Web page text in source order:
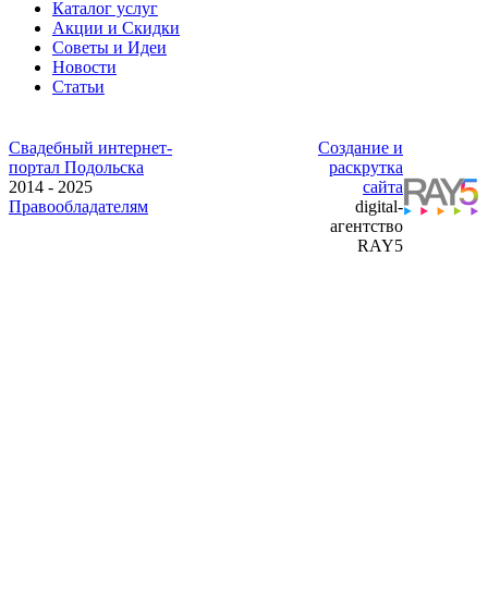
Каталог услуг
Акции и Скидки
Советы и Идеи
Новости
Статьи
Свадебный интернет-
портал Подольска
2014 - 2025
Правообладателям
Создание и
раскрутка
сайта
digital-
агентство
RAY5